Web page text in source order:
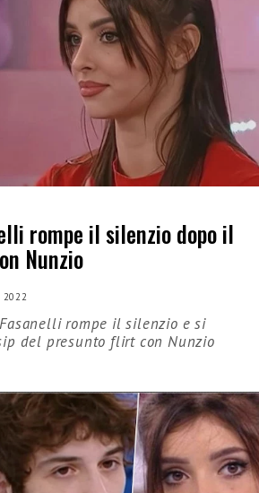
rompe il silenzio dopo il
Nunzio
2022
rompe il silenzio e si
del presunto flirt con Nunzio